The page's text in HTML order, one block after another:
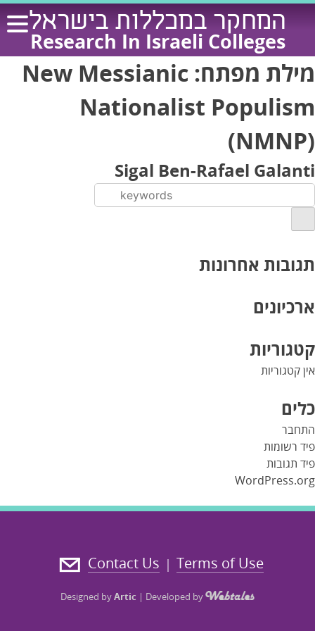
Skip
content
המחקר במכללות בישראל
Research In Israeli Colleges
מילת מפתח: New Messianic
Nationalist Populism
(NMNP)
Sigal Ben-Rafael Galanti
תגובות אחרונות
ארכיונים
קטגוריות
אין קטגוריות
כלים
התחבר
פיד רשומות
פיד תגובות
WordPress.org
Terms of Use
|
Contact Us
Designed byArtic | Developed by